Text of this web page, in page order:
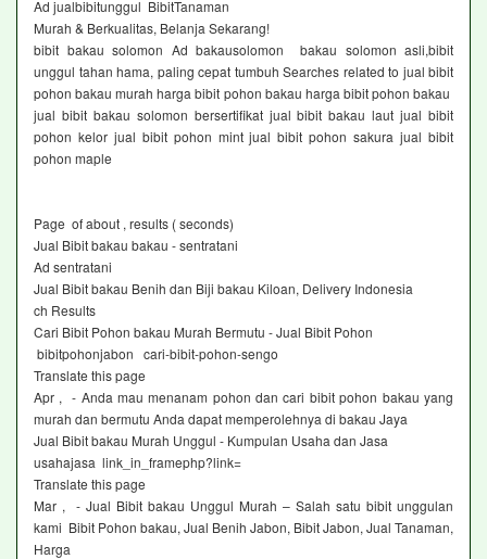
Ad jualbibitunggul BibitTanaman‎
Murah & Berkualitas, Belanja Sekarang!
bibit bakau solomon Ad bakausolomon bakau solomon asli,bibit
unggul tahan hama, paling cepat tumbuh Searches related to jual bibit
pohon bakau murah harga bibit pohon bakau harga bibit pohon bakau
jual bibit bakau solomon bersertifikat jual bibit bakau laut jual bibit
pohon kelor jual bibit pohon mint jual bibit pohon sakura jual bibit
pohon maple
Page of about , results ( seconds)
Jual Bibit bakau bakau - sentratani ‎
Ad sentratani ‎
Jual Bibit bakau Benih dan Biji bakau Kiloan, Delivery Indonesia
ch Results
Cari Bibit Pohon bakau Murah Bermutu - Jual Bibit Pohon
bibitpohonjabon cari-bibit-pohon-sengo
Translate this page
Apr , - Anda mau menanam pohon dan cari bibit pohon bakau yang
murah dan bermutu Anda dapat memperolehnya di bakau Jaya
Jual Bibit bakau Murah Unggul - Kumpulan Usaha dan Jasa
usahajasa link_in_framephp?link=
Translate this page
Mar , - Jual Bibit bakau Unggul Murah – Salah satu bibit unggulan
kami Bibit Pohon bakau, Jual Benih Jabon, Bibit Jabon, Jual Tanaman,
Harga